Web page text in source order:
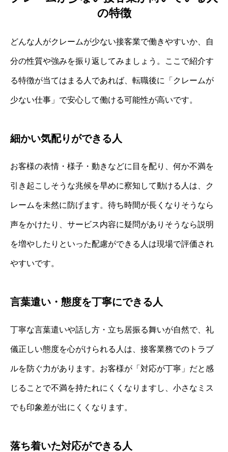
の特徴
どんな人がクレームが少ない接客業で働きやすいか、自
分の性質や強みを振り返してみましょう。ここで紹介す
る特徴が当てはまる人であれば、転職後に「クレームが
少ない仕事」で安心して働ける可能性が高いです。
細かい気配りができる人
お客様の表情・様子・動きなどに目を配り、何か不満を
引き起こしそうな兆候を早めに察知して動ける人は、ク
レームを未然に防げます。待ち時間が長くなりそうなら
声をかけたり、サービス内容に疑問がありそうなら説明
を増やしたりといった配慮ができる人は現場で評価され
やすいです。
言葉遣い・態度を丁寧にできる人
丁寧な言葉遣いや話し方・立ち居振る舞いが自然で、礼
儀正しい態度を心がけられる人は、接客業務でのトラブ
ルを防ぐ力があります。お客様が「対応が丁寧」だと感
じることで不満を持たれにくくなりますし、小さなミス
でも印象差が出にくくなります。
落ち着いた対応ができる人